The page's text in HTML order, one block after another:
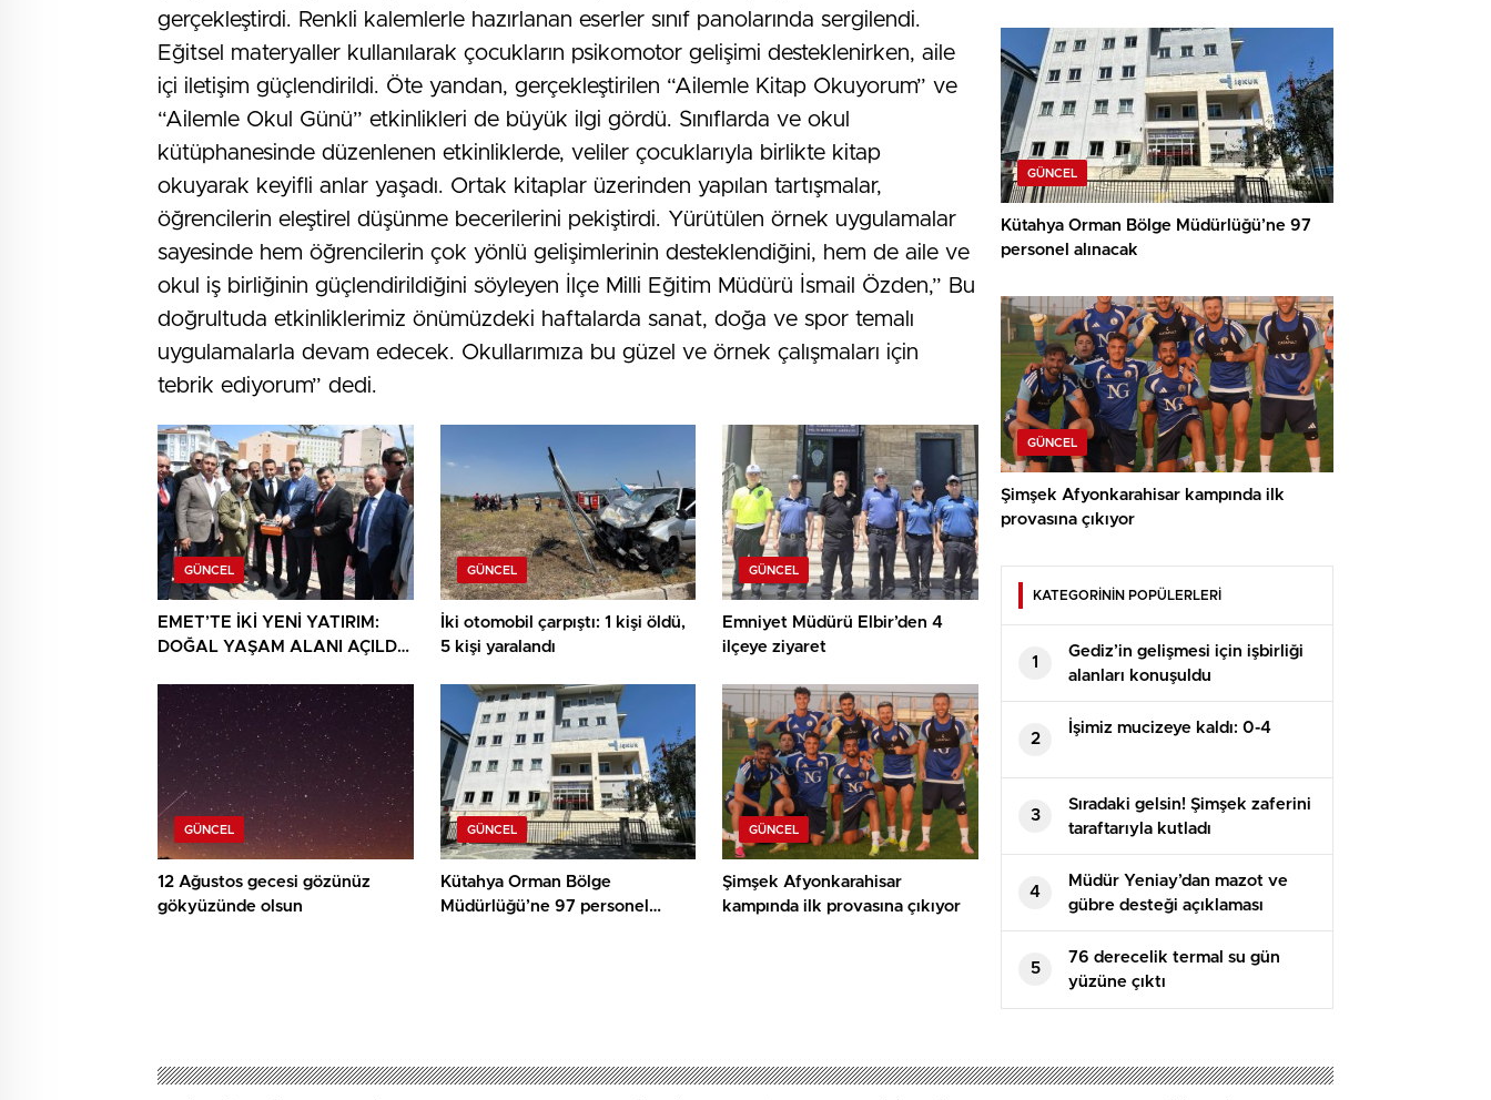
gerçekleştirdi. Renkli kalemlerle hazırlanan eserler sınıf panolarında sergilendi.
Eğitsel materyaller kullanılarak çocukların psikomotor gelişimi desteklenirken, aile
içi iletişim güçlendirildi. Öte yandan, gerçekleştirilen “Ailemle Kitap Okuyorum” ve
“Ailemle Okul Günü” etkinlikleri de büyük ilgi gördü. Sınıflarda ve okul
kütüphanesinde düzenlenen etkinliklerde, veliler çocuklarıyla birlikte kitap
okuyarak keyifli anlar yaşadı. Ortak kitaplar üzerinden yapılan tartışmalar,
öğrencilerin eleştirel düşünme becerilerini pekiştirdi. Yürütülen örnek uygulamalar
sayesinde hem öğrencilerin çok yönlü gelişimlerinin desteklendiğini, hem de aile ve
okul iş birliğinin güçlendirildiğini söyleyen İlçe Milli Eğitim Müdürü İsmail Özden,” Bu
doğrultuda etkinliklerimiz önümüzdeki haftalarda sanat, doğa ve spor temalı
uygulamalarla devam edecek. Okullarımıza bu güzel ve örnek çalışmaları için
tebrik ediyorum” dedi.
GÜNCEL
EMET’TE İKİ YENİ YATIRIM:
DOĞAL YAŞAM ALANI AÇILDI,
ATILDI
GÜNCEL
İki otomobil çarpıştı: 1 kişi öldü,
5 kişi yaralandı
GÜNCEL
Emniyet Müdürü Elbir’den 4
ilçeye ziyaret
GÜNCEL
12 Ağustos gecesi gözünüz
gökyüzünde olsun
GÜNCEL
Kütahya Orman Bölge
Müdürlüğü’ne 97 personel
GÜNCEL
Şimşek Afyonkarahisar
kampında ilk provasına çıkıyor
GÜNCEL
Kütahya Orman Bölge Müdürlüğü’ne 97
personel alınacak
GÜNCEL
Şimşek Afyonkarahisar kampında ilk
provasına çıkıyor
KATEGORİNİN POPÜLERLERİ
1
Gediz’in gelişmesi için işbirliği
alanları konuşuldu
2
İşimiz mucizeye kaldı: 0-4
3
Sıradaki gelsin! Şimşek zaferini
taraftarıyla kutladı
4
Müdür Yeniay’dan mazot ve
gübre desteği açıklaması
5
76 derecelik termal su gün
yüzüne çıktı